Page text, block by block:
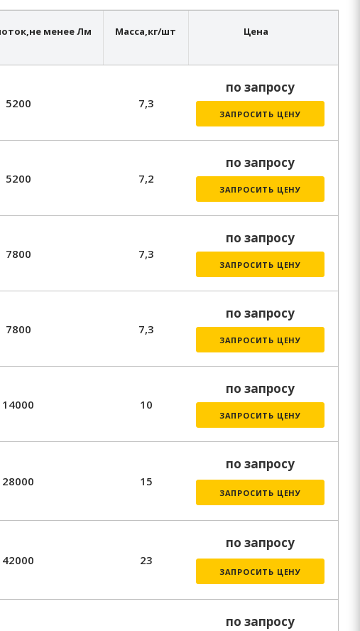
менее Лм Масса,кг/шт Цена
5200 7,3
по запросу
ЗАПРОСИТЬ ЦЕНУ
5200 7,2
по запросу
ЗАПРОСИТЬ ЦЕНУ
7800 7,3
по запросу
ЗАПРОСИТЬ ЦЕНУ
7800 7,3
по запросу
ЗАПРОСИТЬ ЦЕНУ
14000 10
по запросу
ЗАПРОСИТЬ ЦЕНУ
28000 15
по запросу
ЗАПРОСИТЬ ЦЕНУ
42000 23
по запросу
ЗАПРОСИТЬ ЦЕНУ
по запросу